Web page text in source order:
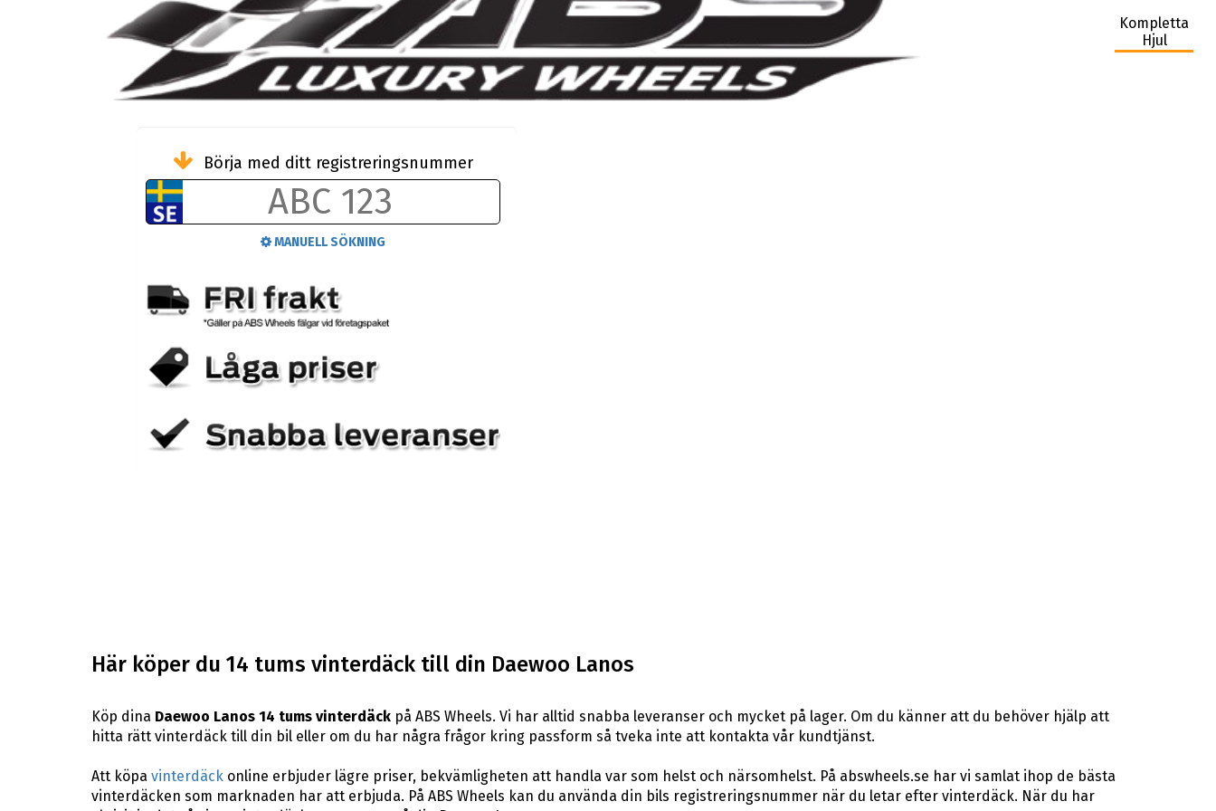
Kompletta
Hjul
Börja med ditt registreringsnummer
MANUELL SÖKNING
Här köper du 14 tums vinterdäck till din Daewoo Lanos
Köp dina Daewoo Lanos 14 tums vinterdäckpå ABS Wheels. Vi har alltid snabba leveranser och mycket på lager. Om du känner att du behöver hjälp att
hitta rätt vinterdäck till din bil eller om du har några frågor kring passform så tveka inte att kontakta vår kundtjänst.
Att köpa vinterdäckonline erbjuder lägre priser, bekvämligheten att handla var som helst och närsomhelst. På abswheels.se har vi samlat ihop de bästa
vinterdäcken som marknaden har att erbjuda. På ABS Wheels kan du använda din bils registreringsnummer när du letar efter vinterdäck. När du har